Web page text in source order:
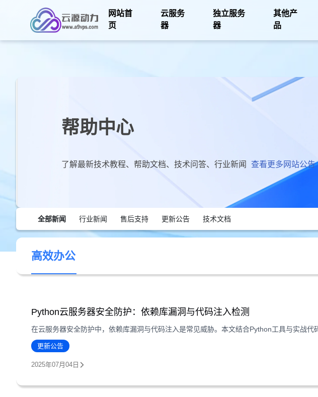
网站首
页
云服务
器
独立服务
器
其他产
品
帮助中心
了解最新技术教程、帮助文档、技术问答、行业新闻 查看更多网站公告
全部新闻 行业新闻 售后支持 更新公告 技术文档
高效办公
Python云服务器安全防护：依赖库漏洞与代码注入检测
更新公告
2025年07月04日